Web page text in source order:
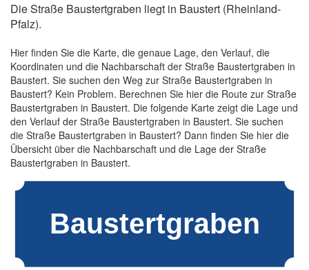
Die Straße Baustertgraben liegt in Baustert (Rheinland-
Pfalz).
Hier finden Sie die Karte, die genaue Lage, den Verlauf, die
Koordinaten und die Nachbarschaft der Straße Baustertgraben in
Baustert. Sie suchen den Weg zur Straße Baustertgraben in
Baustert? Kein Problem. Berechnen Sie hier die Route zur Straße
Baustertgraben in Baustert. Die folgende Karte zeigt die Lage und
den Verlauf der Straße Baustertgraben in Baustert. Sie suchen
die Straße Baustertgraben in Baustert? Dann finden Sie hier die
Übersicht über die Nachbarschaft und die Lage der Straße
Baustertgraben in Baustert.